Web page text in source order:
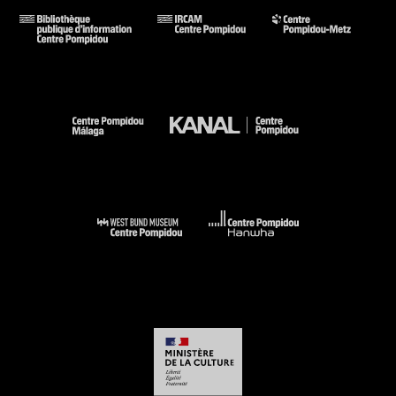
de la société sans le
faire aussi dans les sciences mathématiques, les sciences
matérialisés et
appareillés par le numérique, notamment par la modélisation
16h30 – Matthew Fuller, Goldsmiths College
18h30 CARREFOUR DES POSSIBLES